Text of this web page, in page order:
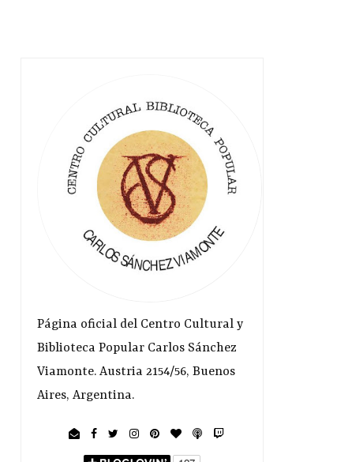
Página oficial del Centro Cultural y
Biblioteca Popular Carlos Sánchez
Viamonte. Austria 2154/56, Buenos
Aires, Argentina.